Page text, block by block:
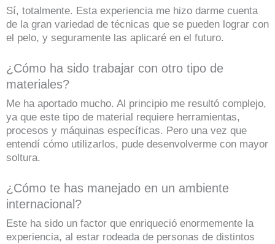
Sí, totalmente. Esta experiencia me hizo darme cuenta
de la gran variedad de técnicas que se pueden lograr con
el pelo, y seguramente las aplicaré en el futuro.
¿Cómo ha sido trabajar con otro tipo de
materiales?
Me ha aportado mucho. Al principio me resultó complejo,
ya que este tipo de material requiere herramientas,
procesos y máquinas específicas. Pero una vez que
entendí cómo utilizarlos, pude desenvolverme con mayor
soltura.
¿Cómo te has manejado en un ambiente
internacional?
Este ha sido un factor que enriqueció enormemente la
experiencia, al estar rodeada de personas de distintos